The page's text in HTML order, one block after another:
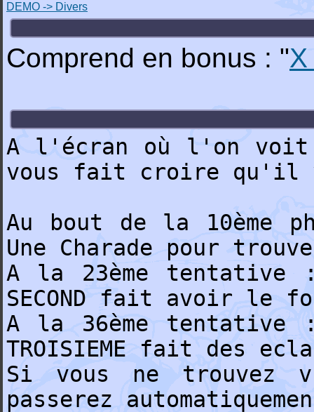
DEMO -> Divers
Comprend en bonus : "
A l'écran où l'on voit
vous fait croire qu'il y
Au bout de la 10ème
Une Charade pour
A la 23ème tentative
SECOND fait avoir le
A la 36ème tentative
TROISIEME fait des
Si vous ne trouvez
passerez